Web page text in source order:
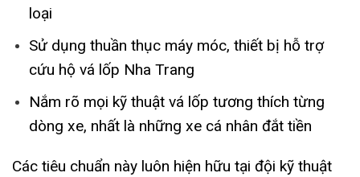
loại
Sử dụng thuần thục máy móc, thiết bị hỗ trợ
cứu hộ vá lốp Nha Trang
Nắm rõ mọi kỹ thuật vá lốp tương thích từng
dòng xe, nhất là những xe cá nhân đắt tiền
Các tiêu chuẩn này luôn hiện hữu tại đội kỹ thuật